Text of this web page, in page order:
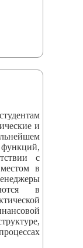
и
с
в
в